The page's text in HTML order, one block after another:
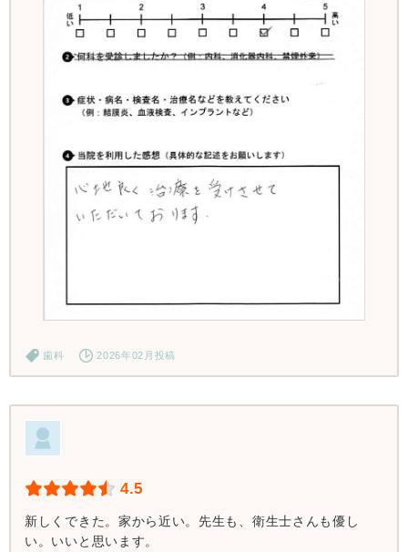
歯科 2026年02月投稿
4.5
新しくできた。家から近い。先生も、衛生士さんも優し
い。いいと思います。